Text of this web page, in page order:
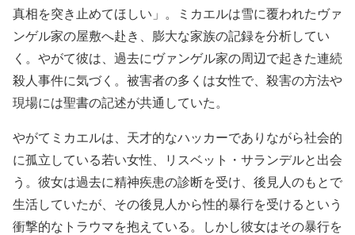
真相を突き止めてほしい」。ミカエルは雪に覆われたヴァ
ンゲル家の屋敷へ赴き、膨大な家族の記録を分析してい
く。やがて彼は、過去にヴァンゲル家の周辺で起きた連続
殺人事件に気づく。被害者の多くは女性で、殺害の方法や
現場には聖書の記述が共通していた。
やがてミカエルは、天才的なハッカーでありながら社会的
に孤立している若い女性、リスベット・サランデルと出会
う。彼女は過去に精神疾患の診断を受け、後見人のもとで
生活していたが、その後見人から性的暴行を受けるという
衝撃的なトラウマを抱えている。しかし彼女はその暴行を